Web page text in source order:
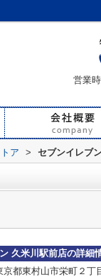
営業
ア > セブンイレブ
久米川駅前店の詳細
京都東村山市栄町２丁